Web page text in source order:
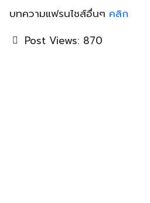
บทความแฟรนไชส์อื่นๆ คลิก
Post Views: 870